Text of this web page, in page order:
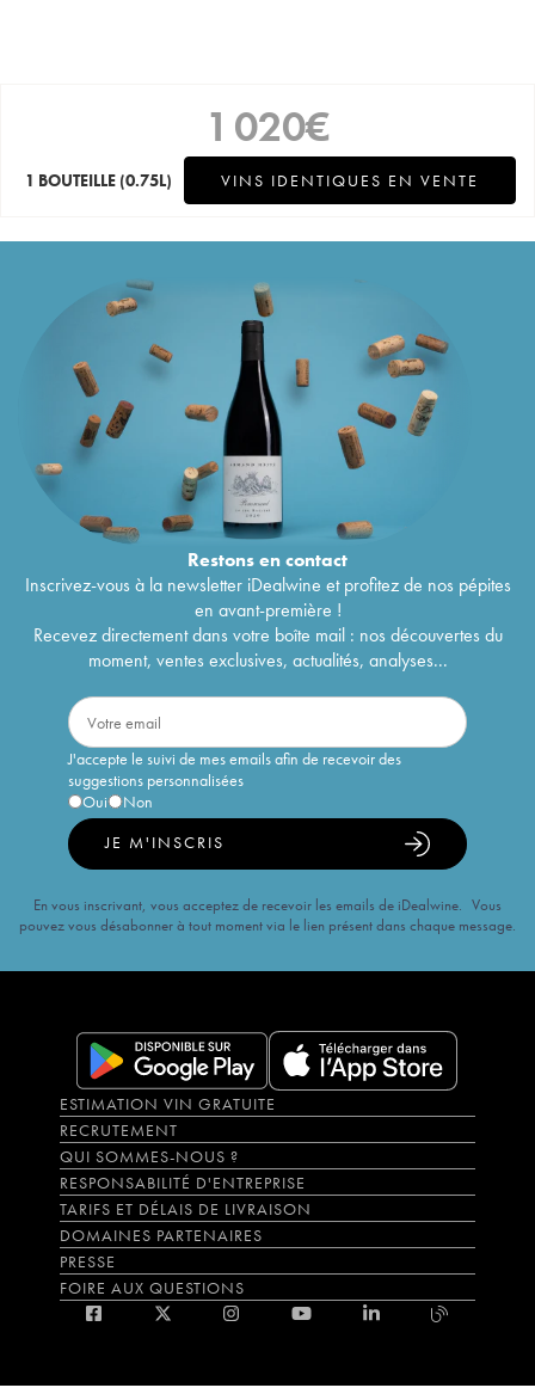
1 020€
1 BOUTEILLE (0.75L) VINS IDENTIQUES EN VENTE
Restons encontact
Inscrivez-vous à la newsletter iDealwine et profitez de nos pépites
en avant-première !
Recevez directement dans votre boîte mail : nos découvertes du
moment, ventes exclusives, actualités, analyses...
J'accepte le suivi de mes emails afin de recevoir des
suggestions personnalisées
Oui
Non
JE M'INSCRIS
En vous inscrivant, vous acceptez de recevoir les emails de iDealwine. Vous
pouvez vous désabonner à tout moment via le lien présent dans chaque message.
ESTIMATION VIN GRATUITE
RECRUTEMENT
QUI SOMMES-NOUS ?
RESPONSABILITÉ D'ENTREPRISE
TARIFS ET DÉLAIS DE LIVRAISON
DOMAINES PARTENAIRES
PRESSE
FOIRE AUX QUESTIONS